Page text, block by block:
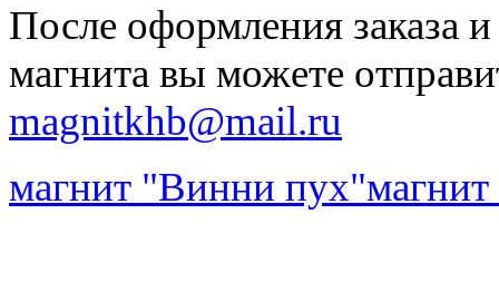
После оформления заказа
магнита вы можете
magnitkhb@mail.ru
магнит "Винни пух"